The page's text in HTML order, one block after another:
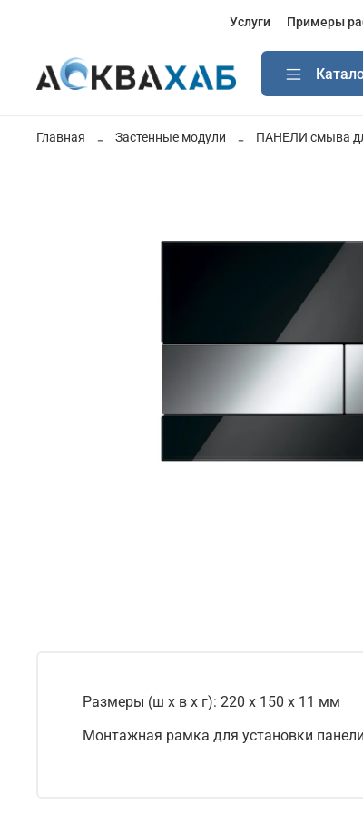
Услуги Примеры
Главная Застенные модули ПАНЕЛИ смыва
Размеры (ш х в х г): 220 x 150 x 11 мм
Монтажная рамка для установки